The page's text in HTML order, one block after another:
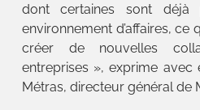
dont certaines sont déjà
environnement d’affaires,
créer de nouvelles
entreprises », exprime avec
Métras, directeur général de